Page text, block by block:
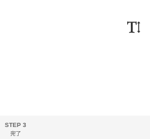
STEP 3
完了